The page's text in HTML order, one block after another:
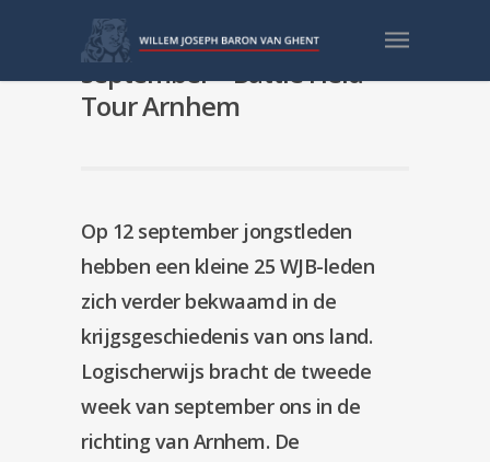
VKT Meeting verslag 12
september – Battle Field
Tour Arnhem
Op 12 september jongstleden
hebben een kleine 25 WJB-leden
zich verder bekwaamd in de
krijgsgeschiedenis van ons land.
Logischerwijs bracht de tweede
week van september ons in de
richting van Arnhem. De